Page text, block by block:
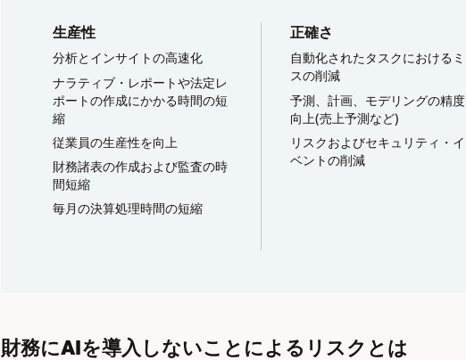
生産性
分析とインサイトの高速化
ナラティブ・レポートや法定レ
ポートの作成にかかる時間の短
縮
従業員の生産性を向上
財務諸表の作成および監査の時
間短縮
毎月の決算処理時間の短縮
正確さ
自動化されたタスクにおけるミ
スの削減
予測、計画、モデリングの精度
向上(売上予測など)
リスクおよびセキュリティ・イ
ベントの削減
財務にAIを導入しないことによるリスクとは